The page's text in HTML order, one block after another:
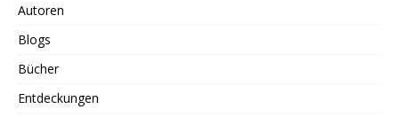
Autoren
Blogs
Bücher
Entdeckungen